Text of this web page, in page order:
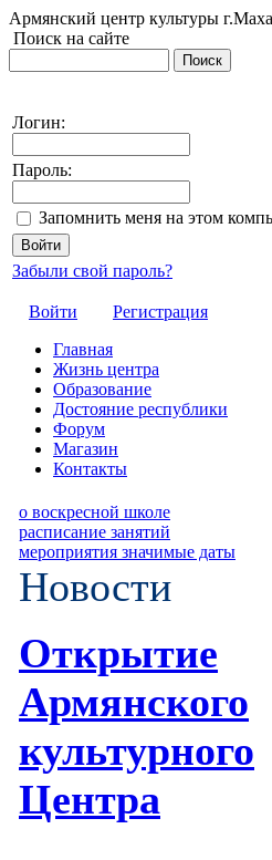
Армянский центр культуры
Поиск на сайте
Логин:
Пароль:
Запомнить меня на этом
Забыли свой пароль?
Войти
Регистрация
Главная
Жизнь центра
Образование
Достояние республики
Форум
Магазин
Контакты
о воскресной школе
расписание занятий
мероприятия значимые даты
Новости
Открытие
Армянского
культурного
Центра